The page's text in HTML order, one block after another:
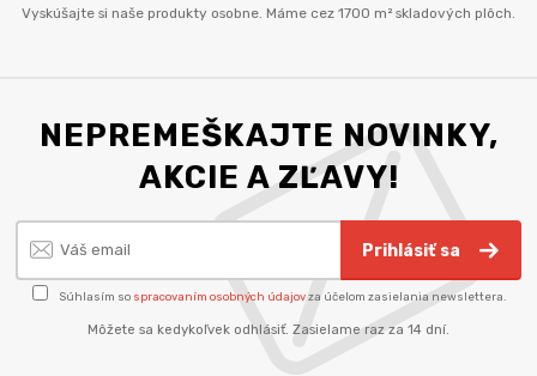
Vyskúšajte si naše produkty osobne. Máme cez 1700 m² skladových plôch.
NEPREMEŠKAJTE NOVINKY,
AKCIE A ZĽAVY!
Prihlásiť sa
Súhlasím so spracovaním osobných údajovza účelom zasielania newslettera.
Môžete sa kedykoľvek odhlásiť. Zasielame raz za 14 dní.